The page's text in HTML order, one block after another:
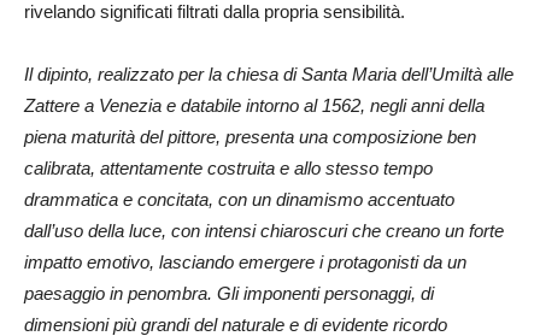
rivelando significati filtrati dalla propria sensibilità.
Il dipinto, realizzato per la chiesa di Santa Maria dell’Umiltà alle
Zattere a Venezia e databile intorno al 1562, negli anni della
piena maturità del pittore, presenta una composizione ben
calibrata, attentamente costruita e allo stesso tempo
drammatica e concitata, con un dinamismo accentuato
dall’uso della luce, con intensi chiaroscuri che creano un forte
impatto emotivo, lasciando emergere i protagonisti da un
paesaggio in penombra. Gli imponenti personaggi, di
dimensioni più grandi del naturale e di evidente ricordo